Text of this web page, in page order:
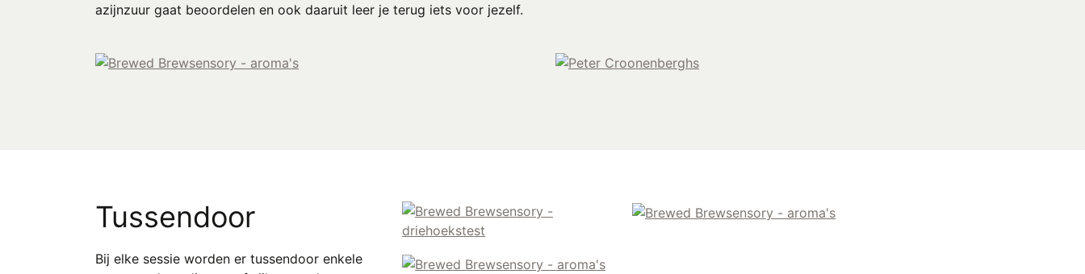
azijnzuur gaat beoordelen en ook daaruit leer je terug iets voor jezelf.
Tussendoor
Bij elke sessie worden er tussendoor enkele